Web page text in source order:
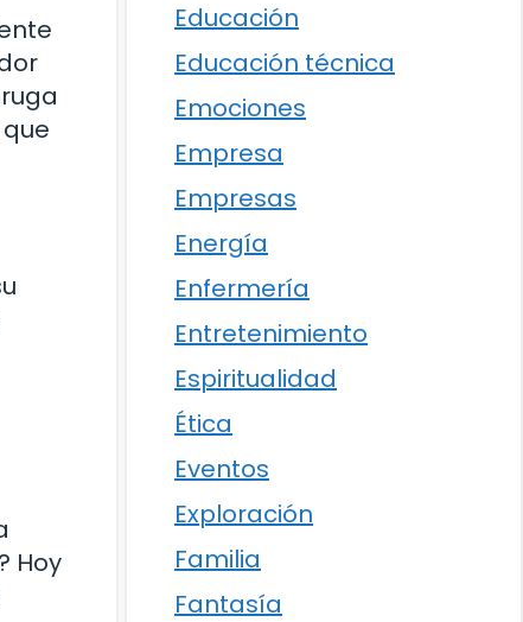
Hoy
Educación
Educación técnica
Emociones
Empresa
Empresas
Energía
Enfermería
Entretenimiento
Espiritualidad
Ética
Eventos
Exploración
Familia
Fantasía